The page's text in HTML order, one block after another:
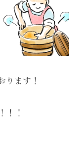
ります！
！！